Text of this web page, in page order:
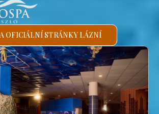
OFICIÁLNÍ STRÁNKY LÁZNÍ